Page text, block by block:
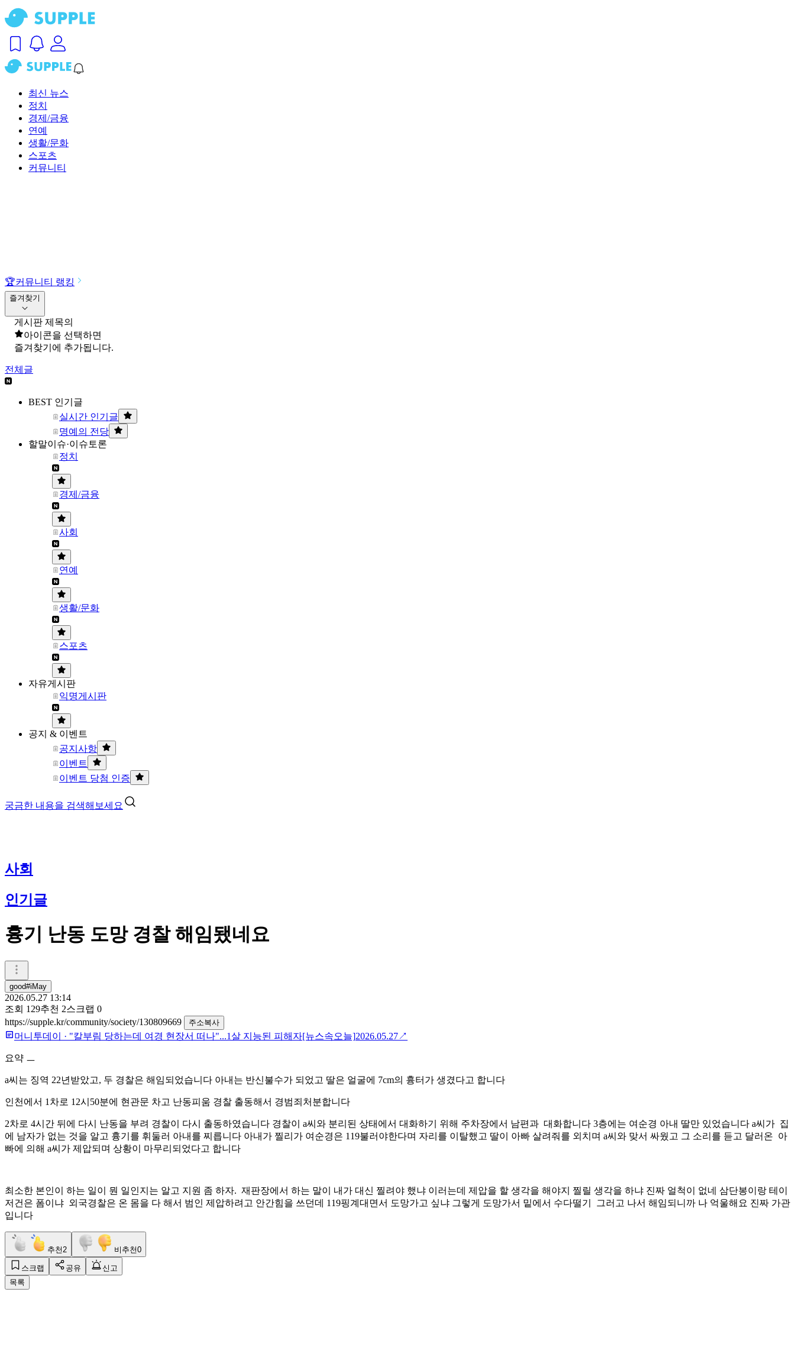
최신 뉴스
정치
경제/금융
연예
생활/문화
스포츠
커뮤니티
🏆커뮤니티 랭킹
즐겨찾기
게시판 제목의
아이콘을 선택하면
즐겨찾기에 추가됩니다.
전체글
BEST 인기글
실시간 인기글
명예의 전당
할말이슈·이슈토론
정치
경제/금융
사회
연예
생활/문화
스포츠
자유게시판
익명게시판
공지 & 이벤트
공지사항
이벤트
이벤트 당첨 인증
궁금한 내용을 검색해보세요
사회
인기글
흉기 난동 도망 경찰 해임됐네요
good#iMay
2026.05.27 13:14
조회 129추천 2스크랩 0
https://supple.kr/community/society/130809669
주소복사
머니투데이 · "칼부림 당하는데 여경 현장서 떠나"...1살 지능된 피해자[뉴스속오늘]2026.05.27↗
요약 ㅡ
a씨는 징역 22년받았고, 두 경찰은 해임되었습니다 아내는 반신불수가 되었고 딸은 얼굴에 7cm의 흉터가 생겼다고 합니다
인천에서 1차로 12시50분에 현관문 차고 난동피움 경찰 출동해서 경범죄처분합니다
2차로 4시간 뒤에 다시 난동을 부려 경찰이 다시 출동하였습니다 경찰이 a씨와 분리된 상태에서 대화하기 위해 주차장에서 남편과 대화합니다 3층에는 여순경 아내 딸만 있었습니다 a씨가 집
에 남자가 없는 것을 알고 흉기를 휘둘러 아내를 찌릅니다 아내가 찔리가 여순경은 119불러야한다며 자리를 이탈했고 딸이 아빠 살려줘를 외치며 a씨와 맞서 싸웠고 그 소리를 듣고 달러온 아
빠에 의해 a씨가 제압되며 상황이 마무리되었다고 합니다
최소한 본인이 하는 일이 뭔 일인지는 알고 지원 좀 하자. 재판장에서 하는 말이 내가 대신 찔려야 했냐 이러는데 제압을 할 생각을 해야지 찔릴 생각을 하냐 진짜 얼척이 없네 삼단봉이랑 테이
저건은 폼이냐 외국경찰은 온 몸을 다 해서 범인 제압하려고 안간힘을 쓰던데 119핑계대면서 도망가고 싶냐 그렇게 도망가서 밑에서 수다떨기 그러고 나서 해임되니까 나 억울해요 진짜 가관
입니다
추천 2 비추천0
스크랩 공유
신고
목록